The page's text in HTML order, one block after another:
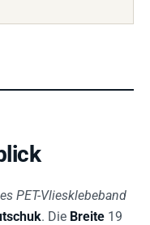
PET-Vliesklebeband
. Die Breite 19